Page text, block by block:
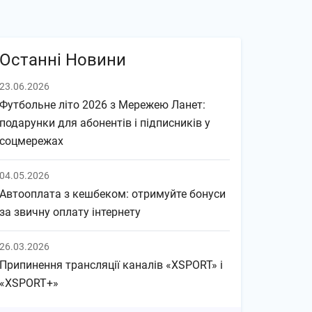
Останні Новини
23.06.2026
Футбольне літо 2026 з Мережею Ланет:
подарунки для абонентів і підписників у
соцмережах
04.05.2026
Автооплата з кешбеком: отримуйте бонуси
за звичну оплату інтернету
26.03.2026
Припинення трансляції каналів «XSPORT» і
«XSPORT+»